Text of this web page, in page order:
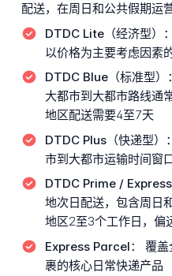
配送，在周日和公共假期运
DTDC Lite（经济型）：
以价格为主要考虑因素
DTDC Blue（标准型）：
大都市到大都市路线通
地区配送需要4至7天
DTDC Plus（快递型）：
市到大都市运输时间窗
DTDC Prime / Express
地次日配送，包含周日
地区2至3个工作日，偏
Express Parcel：
覆盖
裹的核心日常快递产品